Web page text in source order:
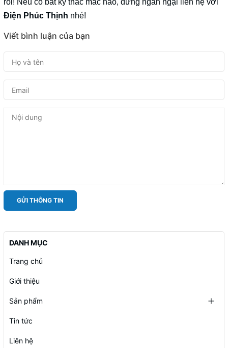
rồi! Nếu có bất kỳ thắc mắc nào, đừng ngần ngại liên hệ với
Điện Phúc Thịnh nhé!
Viết bình luận của bạn
GỬI THÔNG TIN
DANH MỤC
Trang chủ
Giới thiệu
Sản phẩm
Tin tức
Liên hệ